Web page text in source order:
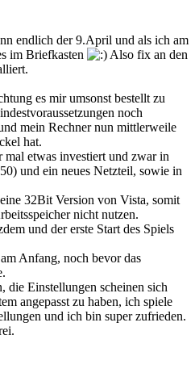
endlich der 9.April und als ich am
im Briefkasten
Also fix an den
es mir umsonst bestellt zu
noch
mein Rechner nun mittlerweile
hat.
etwas investiert und zwar in
und ein neues Netzteil, sowie in
32Bit Version von Vista, somit
nicht nutzen.
und der erste Start des Spiels
Anfang, noch bevor das
die Einstellungen scheinen sich
angepasst zu haben, ich spiele
und ich bin super zufrieden.